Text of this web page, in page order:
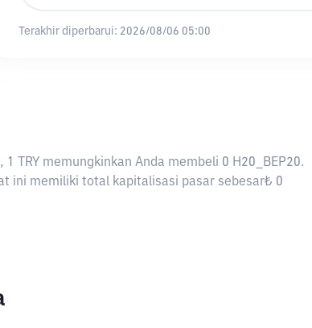
Terakhir diperbarui: 2026/08/06 05:00
TRY memungkinkan Anda membeli 0 H20_BEP20.
ini memiliki total kapitalisasi pasar sebesar₺ 0